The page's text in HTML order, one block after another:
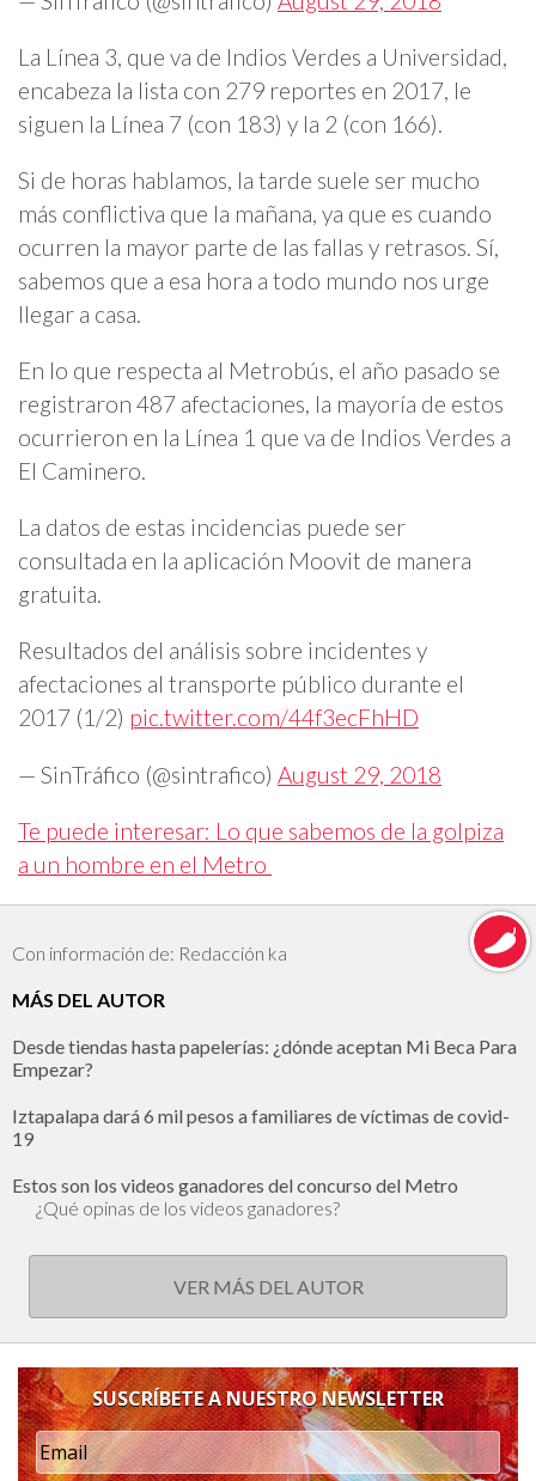
La Línea 3, que va de Indios Verdes a Universidad,
encabeza la lista con 279 reportes en 2017, le
siguen la Línea 7 (con 183) y la 2 (con 166).
Si de horas hablamos, la tarde suele ser mucho
más conflictiva que la mañana, ya que es cuando
ocurren la mayor parte de las fallas y retrasos. Sí,
sabemos que a esa hora a todo mundo nos urge
llegar a casa.
En lo que respecta al Metrobús, el año pasado se
registraron 487 afectaciones, la mayoría de estos
ocurrieron en la Línea 1 que va de Indios Verdes a
El Caminero.
La datos de estas incidencias puede ser
consultada en la aplicación Moovit de manera
gratuita.
Resultados del análisis sobre incidentes y
afectaciones al transporte público durante el
2017 (1/2) pic.twitter.com/44f3ecFhHD
— SinTráfico (@sintrafico) August 29, 2018
Te puede interesar: Lo que sabemos de la golpiza
a un hombre en el Metro
Con información de: Redacción ka
MÁS DEL AUTOR
Desde tiendas hasta papelerías: ¿dónde aceptan Mi Beca Para
Empezar?
Iztapalapa dará 6 mil pesos a familiares de víctimas de covid-
19
Estos son los videos ganadores del concurso del Metro
¿Qué opinas de los videos ganadores?
VER MÁS DEL AUTOR
SUSCRÍBETE A NUESTRO NEWSLETTER